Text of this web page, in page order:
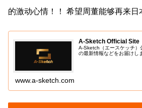
的激动心情！！ 希望周董能够再来
A-Sketch Official Site
A-Sketch（エースケッチ
の最新情報などをお届けし
www.a-sketch.com